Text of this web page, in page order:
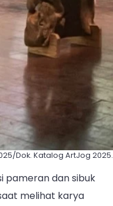
Dok. Katalog ArtJog 2025.
pameran dan sibuk
melihat karya